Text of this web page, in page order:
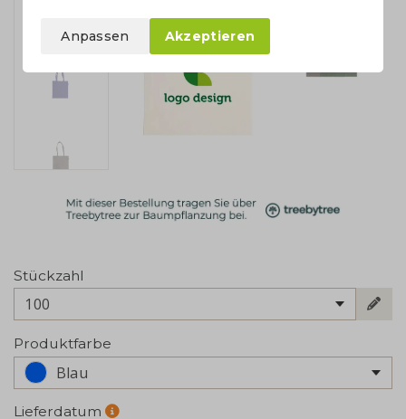
Stückzahl
100
Produktfarbe
Blau
Lieferdatum
Anpassen Akzeptieren